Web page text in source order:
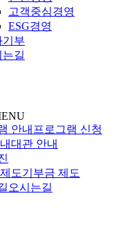
고객중심경영
ESG경영
기부
는길
프로그램 신청
대관 안내
기부금 제도
오시는길